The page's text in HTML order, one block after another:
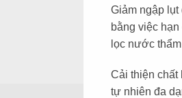
Giảm ngập
bằng việc
lọc nước
Cải thiện
tự nhiên đa